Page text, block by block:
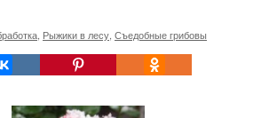
Рыжики в лесу Съедобные грибовы